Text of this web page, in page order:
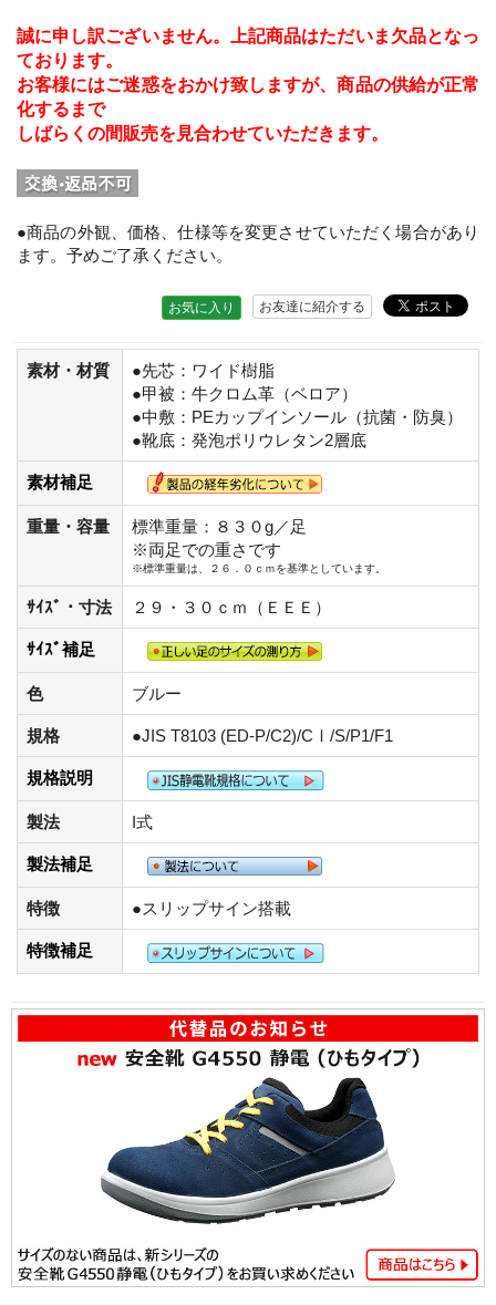
誠に申し訳ございません。上記商品はただいま欠品となっ
ております。
お客様にはご迷惑をおかけ致しますが、商品の供給が正常
化するまで
しばらくの間販売を見合わせていただきます。
●商品の外観、価格、仕様等を変更させていただく場合があり
ます。予めご了承ください。
お友達に紹介する
お気に入り
素材・材質
●先芯：ワイド樹脂
●甲被：牛クロム革（ベロア）
●中敷：PEカップインソール（抗菌・防臭）
●靴底：発泡ポリウレタン2層底
素材補足
重量・容量
標準重量：８３０g／足
※両足での重さです
※標準重量は、２６．０ｃｍを基準としています。
ｻｲｽﾞ・寸法 ２９・３０ｃｍ（ＥＥＥ）
ｻｲｽﾞ補足
色 ブルー
規格 ●JIS T8103 (ED-P/C2)/CⅠ/S/P1/F1
規格説明
製法 I式
製法補足
特徴 ●スリップサイン搭載
特徴補足